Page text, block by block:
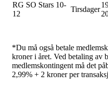
RG SO Stars 10-
12
Tirsdager
*Du må også betale
kroner i året. Ved betaling av
medlemskontingent må det
2,99% + 2 kroner per